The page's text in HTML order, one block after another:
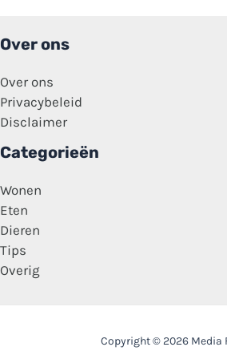
Over ons
Over ons
Privacybeleid
Disclaimer
Categorieën
Wonen
Eten
Dieren
Tips
Overig
Copyright © 2026 Media